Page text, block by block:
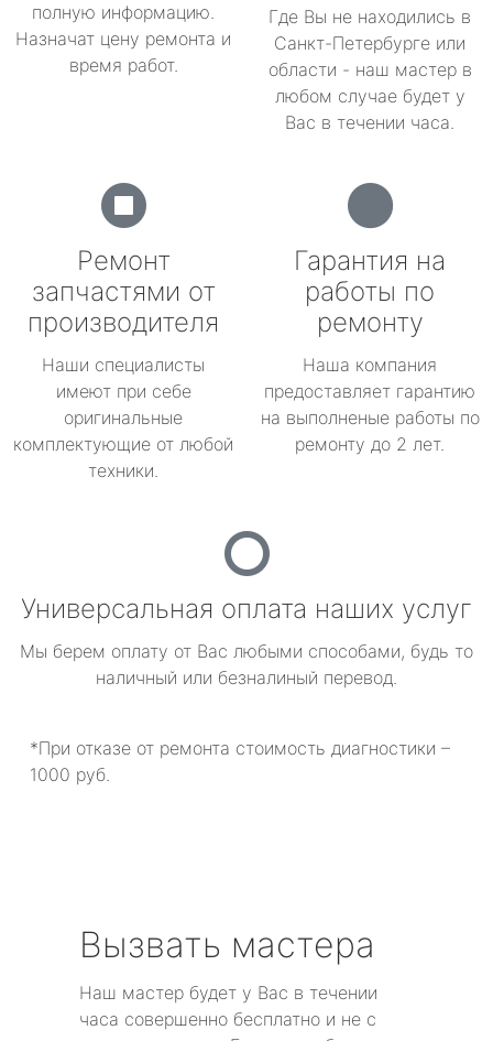
полную информацию.
Назначат цену ремонта и
время работ.
Где Вы не находились в
Санкт-Петербурге или
области - наш мастер в
любом случае будет у
Вас в течении часа.
Ремонт
запчастями от
производителя
Наши специалисты
имеют при себе
оригинальные
комплектующие от любой
техники.
Гарантия на
работы по
ремонту
Наша компания
предоставляет гарантию
на выполненые работы по
ремонту до 2 лет.
Универсальная оплата наших услуг
Мы берем оплату от Вас любыми способами, будь то
наличный или безналиный перевод.
*При отказе от ремонта стоимость диагностики –
1000 руб.
Вызвать мастера
Наш мастер будет у Вас в течении
часа совершенно бесплатно и не с